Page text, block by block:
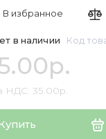
в наличии Код
НДС: 35.00р.
В избранное